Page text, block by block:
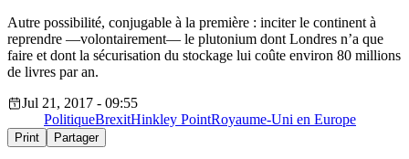
Autre possibilité, conjugable à la première : inciter le continent à
reprendre —volontairement— le plutonium dont Londres n’a que
faire et dont la sécurisation du stockage lui coûte environ 80 millions
de livres par an.
Jul 21, 2017 - 09:55
PolitiqueBrexitHinkley PointRoyaume-Uni en Europe
Print Partager